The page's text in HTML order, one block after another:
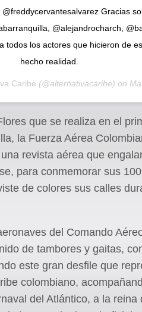
Gracias
@alejandrocharch,
todos los actores que hicieron de
hecho realidad.
Caribe (@alternativacaribe) on Mar
que se realiza en el
la Fuerza Aérea
revista aérea que
para conmemorar sus
de colores sus calles
del Comando
de tambores y gaitas,
este gran desfile que
colombiano,
del Atlántico, a la reina